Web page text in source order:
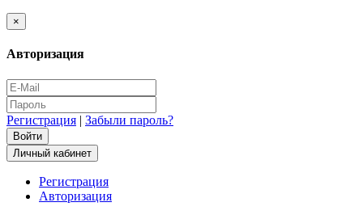
×
Авторизация
Регистрация | Забыли пароль?
Личный кабинет
Регистрация
Авторизация